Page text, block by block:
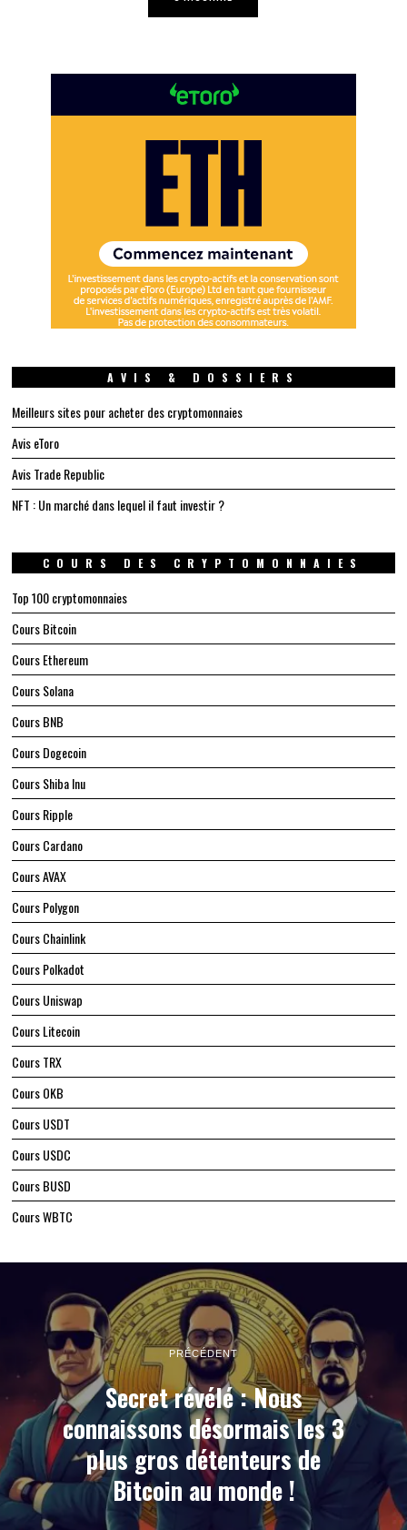
AVIS & DOSSIERS
Meilleurs sites pour acheter des cryptomonnaies
Avis eToro
Avis Trade Republic
NFT : Un marché dans lequel il faut investir ?
COURS DES CRYPTOMONNAIES
Top 100 cryptomonnaies
Cours Bitcoin
Cours Ethereum
Cours Solana
Cours BNB
Cours Dogecoin
Cours Shiba Inu
Cours Ripple
Cours Cardano
Cours AVAX
Cours Polygon
Cours Chainlink
Cours Polkadot
Cours Uniswap
Cours Litecoin
Cours TRX
Cours OKB
Cours USDT
Cours USDC
Cours BUSD
Cours WBTC
PRÉCÉDENT
Secret révélé : Nous
connaissons désormais les 3
plus gros détenteurs de
Bitcoin au monde !